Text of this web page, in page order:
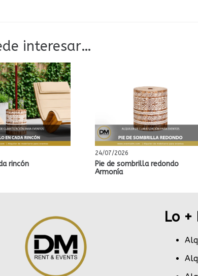
interesar…
rincón
24/07/2026
Pie de sombrilla redondo
Armonía
Lo +